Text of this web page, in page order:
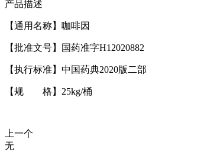
产品描述
【通用名称】咖啡因
【批准文号】国药准字H12020882
【执行标准】中国药典2020版二部
【规 格】25kg/桶
上一个
无